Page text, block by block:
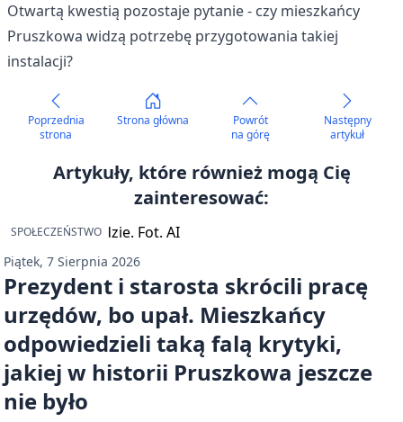
Otwartą kwestią pozostaje pytanie - czy mieszkańcy
Pruszkowa widzą potrzebę przygotowania takiej
instalacji?
Poprzednia
strona
Strona główna
Powrót
na górę
Następny
artykuł
Artykuły, które również mogą Cię
zainteresować:
SPOŁECZEŃSTWO
Piątek, 7 Sierpnia 2026
Prezydent i starosta skrócili pracę
urzędów, bo upał. Mieszkańcy
odpowiedzieli taką falą krytyki,
jakiej w historii Pruszkowa jeszcze
nie było